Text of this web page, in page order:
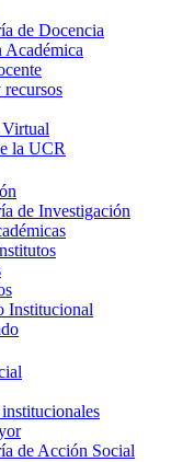
de Docencia
Académica
la UCR
de Investigación
Institucional
de Acción Social